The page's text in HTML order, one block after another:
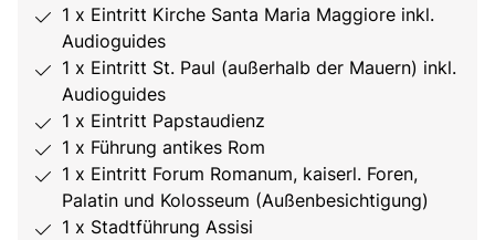
1 x Eintritt Kirche Santa Maria Maggiore inkl.
Audioguides
1 x Eintritt St. Paul (außerhalb der Mauern) inkl.
Audioguides
1 x Eintritt Papstaudienz
1 x Führung antikes Rom
1 x Eintritt Forum Romanum, kaiserl. Foren,
Palatin und Kolosseum (Außenbesichtigung)
1 x Stadtführung Assisi